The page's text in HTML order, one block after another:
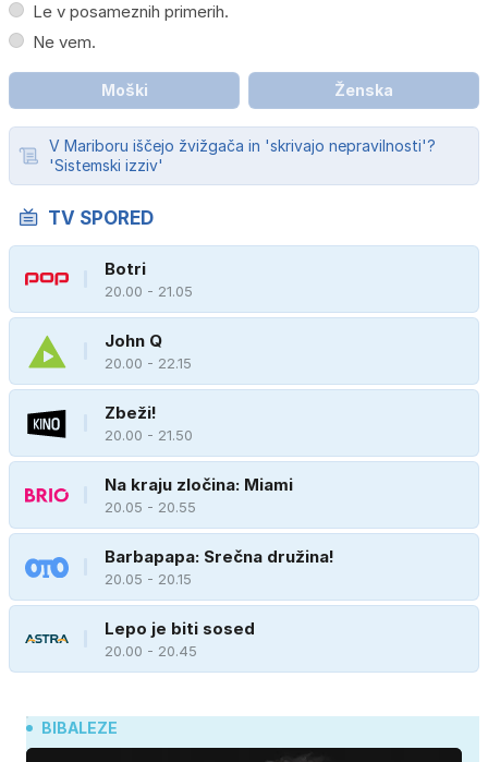
Le v posameznih primerih.
Ne vem.
Moški Ženska
V Mariboru iščejo žvižgača in 'skrivajo nepravilnosti'?
'Sistemski izziv'
TV SPORED
Botri
20.00 - 21.05
John Q
20.00 - 22.15
Zbeži!
20.00 - 21.50
Na kraju zločina: Miami
20.05 - 20.55
Barbapapa: Srečna družina!
20.05 - 20.15
Lepo je biti sosed
20.00 - 20.45
BIBALEZE